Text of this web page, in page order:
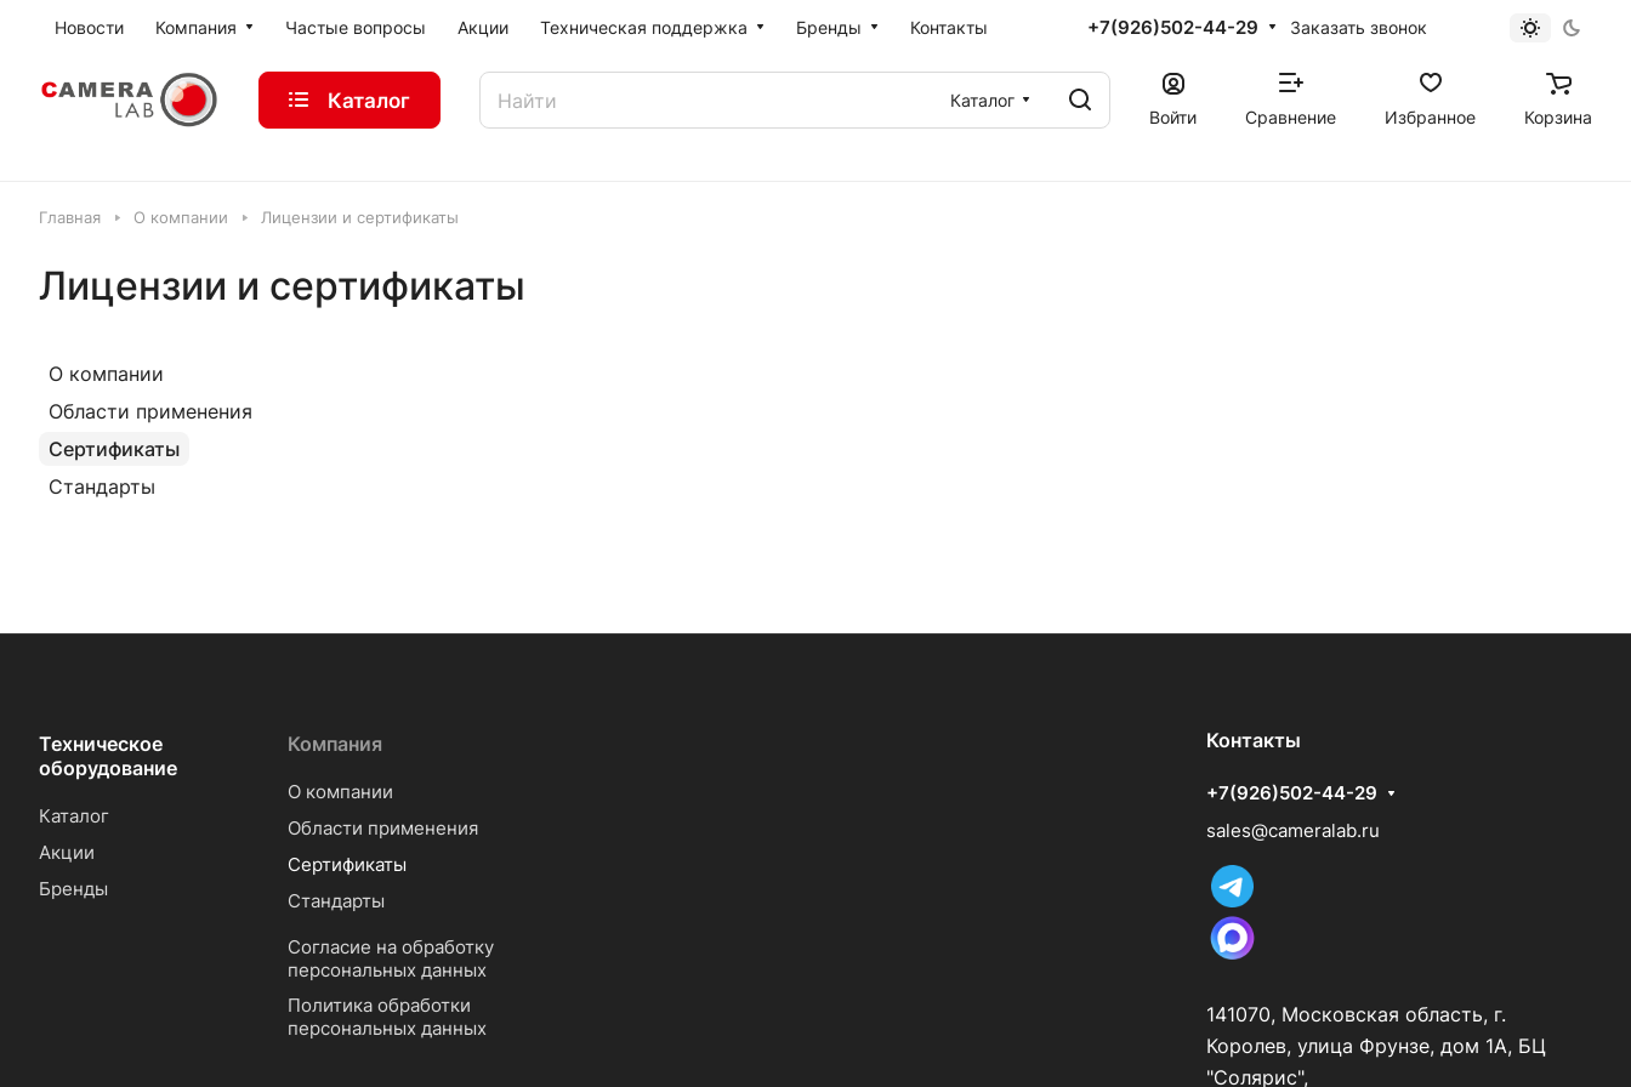
Новости Компания Частые вопросы Акции Техническая поддержка Бренды Контакты +7(926)502-44-29 Заказать звонок
Каталог
Каталог
Войти
Сравнение Избранное Корзина
Главная О компании Лицензии и сертификаты
Лицензии и сертификаты
О компании
Области применения
Сертификаты
Стандарты
Техническое
оборудование
Каталог
Акции
Бренды
Компания
О компании
Области применения
Сертификаты
Стандарты
Согласие на обработку
персональных данных
Политика обработки
персональных данных
Контакты
+7(926)502-44-29
sales@cameralab.ru
141070, Московская область, г.
Королев, улица Фрунзе, дом 1А, БЦ
"Солярис",